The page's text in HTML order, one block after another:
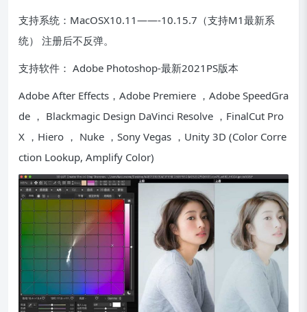
支持系统：MacOSX10.11——-10.15.7（支持M1最新系
统） 注册后不反弹。
支持软件： Adobe Photoshop-最新2021PS版本
Adobe After Effects，Adobe Premiere ，Adobe SpeedGra
de ， Blackmagic Design DaVinci Resolve ，FinalCut Pro
X ，Hiero ， Nuke ，Sony Vegas ，Unity 3D (Color Corre
ction Lookup, Amplify Color)